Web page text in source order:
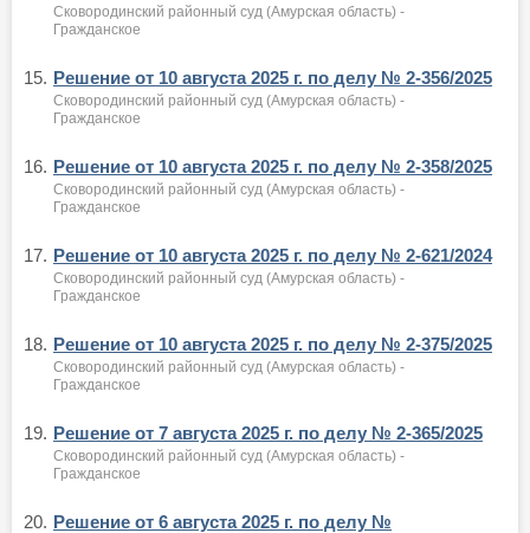
Сковородинский районный суд (Амурская область) -
Гражданское
15. Решение от 10 августа 2025 г. по делу № 2-356/2025
Сковородинский районный суд (Амурская область) -
Гражданское
16. Решение от 10 августа 2025 г. по делу № 2-358/2025
Сковородинский районный суд (Амурская область) -
Гражданское
17. Решение от 10 августа 2025 г. по делу № 2-621/2024
Сковородинский районный суд (Амурская область) -
Гражданское
18. Решение от 10 августа 2025 г. по делу № 2-375/2025
Сковородинский районный суд (Амурская область) -
Гражданское
19. Решение от 7 августа 2025 г. по делу № 2-365/2025
Сковородинский районный суд (Амурская область) -
Гражданское
20. Решение от 6 августа 2025 г. по делу №